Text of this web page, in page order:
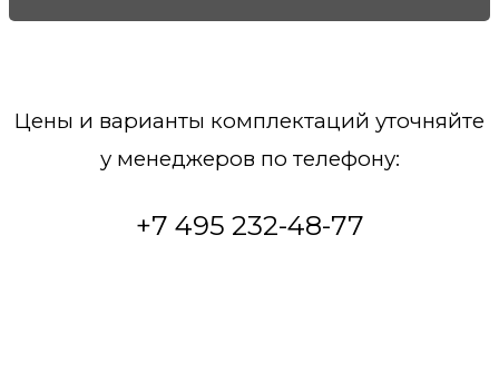
Цены и варианты комплектаций уточняйте
у менеджеров по телефону:
+7 495 232-48-77